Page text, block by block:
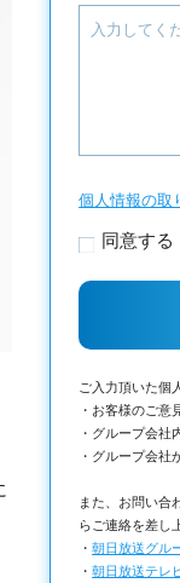
個人情報の取
同意する
ご入力頂いた個
・お客様のご意
・グループ会社
・グループ会社
また、お問い合
らご連絡を差し
・朝日放送グル
・朝日放送テレ